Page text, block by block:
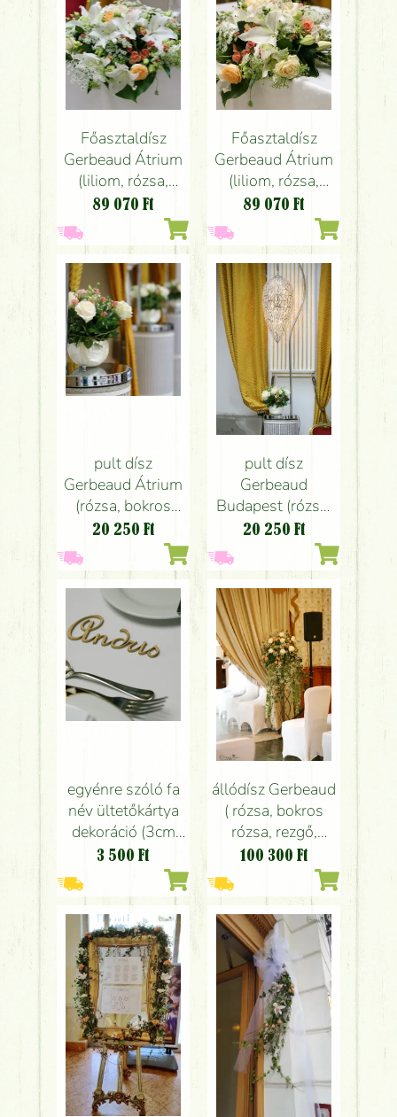
Főasztaldísz
Gerbeaud Átrium
(liliom, rózsa,
liziantusz, fehér,
barack), esküvő
89 070 Ft
Főasztaldísz
Gerbeaud Átrium
(liliom, rózsa,
liziantusz, fehér,
barack), esküvő
89 070 Ft
pult dísz
Gerbeaud Átrium
(rózsa, bokros
rózsa, liziantusz,
fehér, barack,
rózsaszín),
esküvő
20 250 Ft
pult dísz
Gerbeaud
Budapest (rózsa,
bokros rózsa,
liziantusz, fehér,
barack, rózsaszín),
esküvő
20 250 Ft
egyénre szóló fa
név ültetőkártya
dekoráció (3cm
magas/betű)
Gerbeaud Átrium,
esküvő
3 500 Ft
állódísz Gerbeaud
( rózsa, bokros
rózsa, rezgő,
borostyán, fehér,
barack), esküvő
100 300 Ft